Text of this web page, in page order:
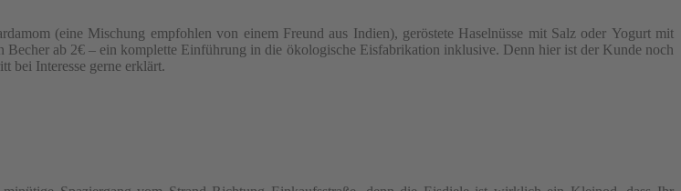
(eine Mischung empfohlen von einem Freund aus Indien), geröstete Haselnüsse mit Salz oder Yogurt mit
ab 2€ – ein komplette Einführung in die ökologische Eisfabrikation inklusive. Denn hier ist der Kunde noch
bei Interesse gerne erklärt.